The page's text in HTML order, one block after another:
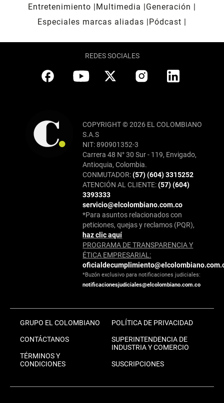
Entretenimiento
Multimedia
Generación
Especiales marcas aliadas
Pódcast
REDES SOCIALES
COPYRIGHT © 2026 EL COLOMBIANO
S.A.S
NIT: 890901352-3
Carrera 48 N° 30 Sur - 119, Envigado,
Antioquia, Colombia.
CONMUTADOR:(57) (604) 3315252
ATENCIÓN AL CLIENTE:(57) (604)
3393333
servicio@elcolombiano.com.co
*Para asuntos relacionados con
peticiones, quejas y reclamos (PQR),
haz clic aquí
PROGRAMA DE TRANSPARENCIA Y
ÉTICA EMPRESARIAL:
*Buzón exclusivo para notificaciones judiciales:
notificacionesjudiciales@elcolombiano.com.co
GRUPO EL COLOMBIANO
CONTÁCTANOS
TÉRMINOS Y
CONDICIONES
POLÍTICA DE PRIVACIDAD
SUPERINTENDENCIA DE
INDUSTRIA Y COMERCIO
SUSCRIPCIONES